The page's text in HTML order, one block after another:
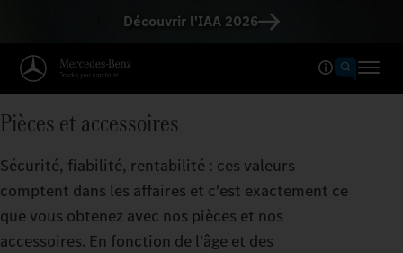
Découvrir l'IAA 2026
Pièces et accessoires
Sécurité, fiabilité, rentabilité : ces valeurs
comptent dans les affaires et c'est exactement ce
que vous obtenez avec nos pièces et nos
accessoires. En fonction de l'âge et des